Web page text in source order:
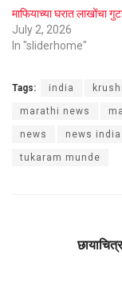
माफियाच्या घरात लाखोंचा
July 2, 2026
In "sliderhome"
Tags: india
marathi news
news news india
tukaram munde